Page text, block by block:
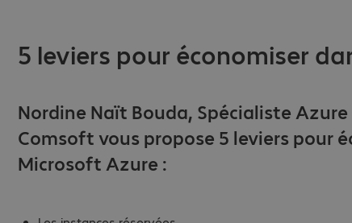
5 leviers pour économiser
Nordine Naït Bouda, Spécialiste
Comsoft vous propose 5 leviers pour
Microsoft Azure :